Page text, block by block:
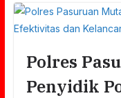
Polres
Penyidik